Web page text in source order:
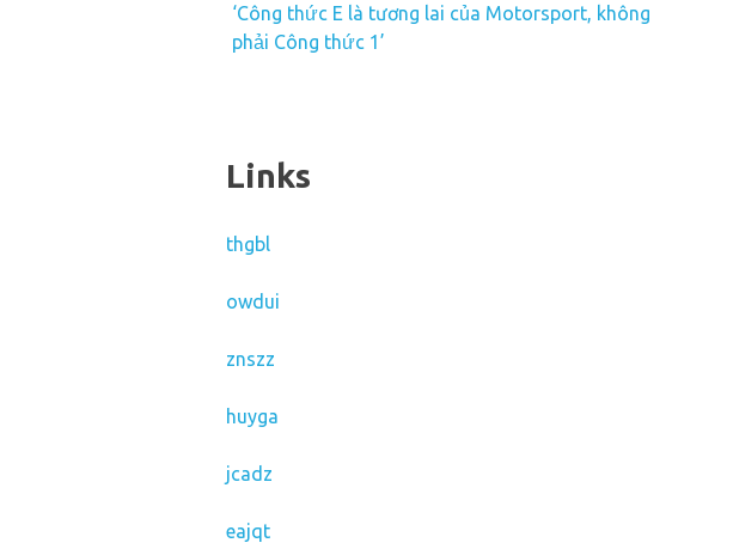
‘Công thức E là tương lai của Motorsport, không
phải Công thức 1’
Links
thgbl
owdui
znszz
huyga
jcadz
eajqt